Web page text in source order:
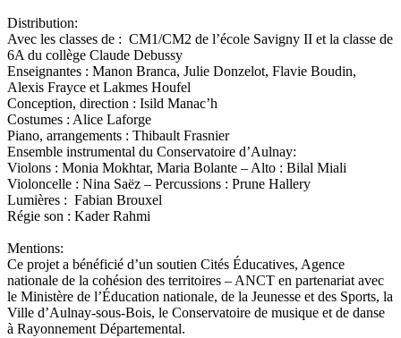
Distribution:
Avec les classes de : CM1/CM2 de l’école Savigny II et la classe de
6A du collège Claude Debussy
Enseignantes : Manon Branca, Julie Donzelot, Flavie Boudin,
Alexis Frayce et Lakmes Houfel
Conception, direction : Isild Manac’h
Costumes : Alice Laforge
Piano, arrangements : Thibault Frasnier
Ensemble instrumental du Conservatoire d’Aulnay:
Violons : Monia Mokhtar, Maria Bolante – Alto : Bilal Miali
Violoncelle : Nina Saëz – Percussions : Prune Hallery
Lumières : Fabian Brouxel
Régie son : Kader Rahmi
Mentions:
Ce projet a bénéficié d’un soutien Cités Éducatives, Agence
nationale de la cohésion des territoires – ANCT en partenariat avec
le Ministère de l’Éducation nationale, de la Jeunesse et des Sports, la
Ville d’Aulnay-sous-Bois, le Conservatoire de musique et de danse
à Rayonnement Départemental.